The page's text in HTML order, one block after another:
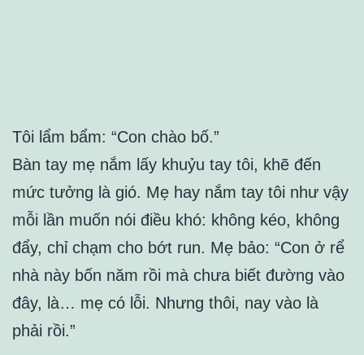
Tôi lẩm bẩm: “Con chào bố.”
Bàn tay mẹ nắm lấy khuỷu tay tôi, khẽ đến
mức tưởng là gió. Mẹ hay nắm tay tôi như vậy
mỗi lần muốn nói điều khó: không kéo, không
đẩy, chỉ chạm cho bớt run. Mẹ bảo: “Con ở rể
nhà này bốn năm rồi mà chưa biết đường vào
đây, là… mẹ có lỗi. Nhưng thôi, nay vào là
phải rồi.”